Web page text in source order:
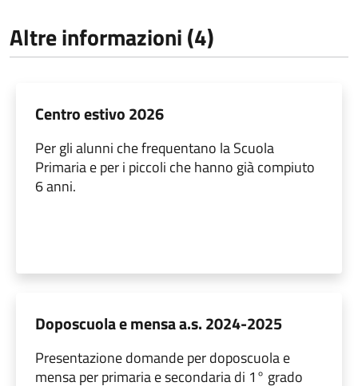
Altre informazioni (4)
Centro estivo 2026
Per gli alunni che frequentano la Scuola
Primaria e per i piccoli che hanno già compiuto
6 anni.
Doposcuola e mensa a.s. 2024-2025
Presentazione domande per doposcuola e
mensa per primaria e secondaria di 1° grado